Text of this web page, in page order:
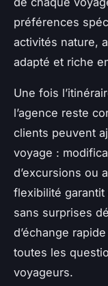
préférences
activités nature,
adapté et riche
Une fois
l’agence reste
clients peuvent
voyage :
d’excursions ou
flexibilité
sans surprises
d’échange
toutes les
voyageurs.